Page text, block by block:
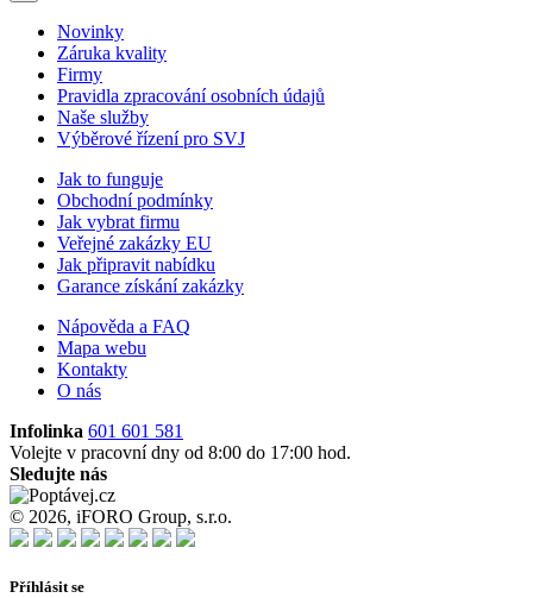
Novinky
Záruka kvality
Firmy
Pravidla zpracování osobních údajů
Naše služby
Výběrové řízení pro SVJ
Jak to funguje
Obchodní podmínky
Jak vybrat firmu
Veřejné zakázky EU
Jak připravit nabídku
Garance získání zakázky
Nápověda a FAQ
Mapa webu
Kontakty
O nás
Infolinka 601 601 581
Volejte v pracovní dny od 8:00 do 17:00 hod.
Sledujte nás
© 2026, iFORO Group, s.r.o.
Příhlásit se